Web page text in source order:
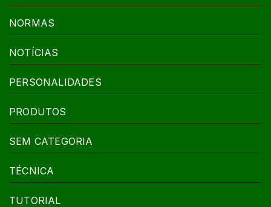
NORMAS
NOTÍCIAS
PERSONALIDADES
PRODUTOS
SEM CATEGORIA
TÉCNICA
TUTORIAL